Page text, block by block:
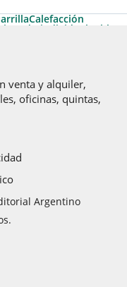
Calefacción
individual Cable
venta y alquiler,
oficinas, quintas,
Argentino